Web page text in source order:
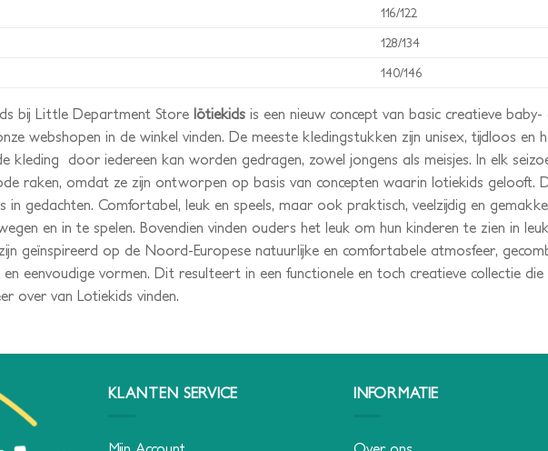
116/122
128/134
140/146
bij Little Department Store lötiekids is een nieuw concept van basic creatieve
webshopen in de winkel vinden. De meeste kledingstukken zijn unisex, tijdloos en
kleding door iedereen kan worden gedragen, zowel jongens als meisjes. In elk
raken, omdat ze zijn ontworpen op basis van concepten waarin lotiekids gelooft.
in gedachten. Comfortabel, leuk en speels, maar ook praktisch, veelzijdig en
en in te spelen. Bovendien vinden ouders het leuk om hun kinderen te zien in
geïnspireerd op de Noord-Europese natuurlijke en comfortabele atmosfeer,
eenvoudige vormen. Dit resulteert in een functionele en toch creatieve collectie
over van Lotiekids vinden.
KLANTEN SERVICE INFORMATIE